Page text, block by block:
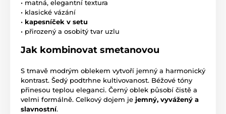
• matná, elegantní textura
• klasické vázání
• kapesníček v setu
• přirozený a osobitý tvar uzlu
Jak kombinovat smetanovou
S tmavě modrým oblekem vytvoří jemný a harmonický
kontrast. Šedý podtrhne kultivovanost. Béžové tóny
přinesou teplou eleganci. Černý oblek působí čistě a
velmi formálně. Celkový dojem je jemný, vyvážený a
slavnostní.